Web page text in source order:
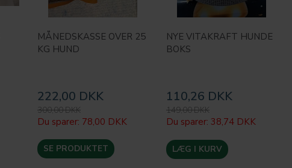
MÅNEDSKASSE OVER 25
KG HUND
222,00 DKK
300,00 DKK
Du sparer: 78,00 DKK
SE PRODUKTET
NYE VITAKRAFT HUNDE
BOKS
110,26 DKK
149,00 DKK
Du sparer: 38,74 DKK
LÆG I KURV